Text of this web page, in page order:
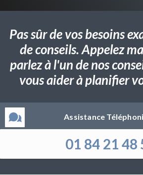
Pas sûr de vos besoins
de conseils. Appelez
parlez à l'un de nos
vous aider à planifier
Assistance
01 84 21 48